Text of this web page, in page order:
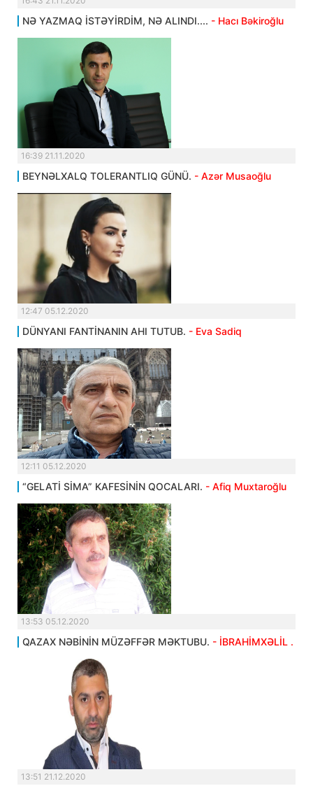
NƏ YAZMAQ İSTƏYİRDİM, NƏ ALINDI.... - Hacı Bəkiroğlu
16:39 21.11.2020
BEYNƏLXALQ TOLERANTLIQ GÜNÜ. - Azər Musaoğlu
12:47 05.12.2020
DÜNYANI FANTİNANIN AHI TUTUB. - Eva Sadiq
12:11 05.12.2020
“GELATİ SİMA” KAFESİNİN QOCALARI. - Afiq Muxtaroğlu
13:53 05.12.2020
QAZAX NƏBİNİN MÜZƏFFƏR MƏKTUBU. - İBRAHİMXƏLİL .
13:51 21.12.2020